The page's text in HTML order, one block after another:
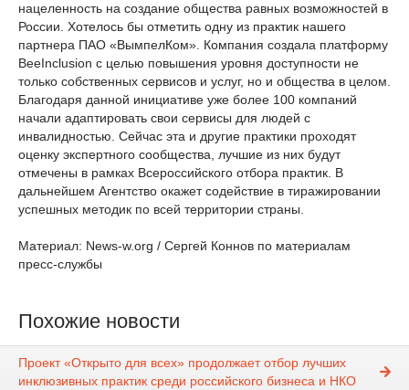
нацеленность на создание общества равных возможностей в
России. Хотелось бы отметить одну из практик нашего
партнера ПАО «ВымпелКом». Компания создала платформу
BeeInclusion с целью повышения уровня доступности не
только собственных сервисов и услуг, но и общества в целом.
Благодаря данной инициативе уже более 100 компаний
начали адаптировать свои сервисы для людей с
инвалидностью. Сейчас эта и другие практики проходят
оценку экспертного сообщества, лучшие из них будут
отмечены в рамках Всероссийского отбора практик. В
дальнейшем Агентство окажет содействие в тиражировании
успешных методик по всей территории страны.
Материал: News-w.org / Сергей Коннов по материалам
пресс-службы
Похожие новости
Проект «Открыто для всех» продолжает отбор лучших
инклюзивных практик среди российского бизнеса и НКО